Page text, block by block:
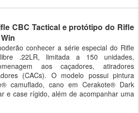
CBC Tactical e protótipo do Rifle
conhecer a série especial do Rifle
.22LR, limitada a 150 unidades,
aos caçadores, atiradores
(CACs). O modelo possui pintura
camuflado, cano em Cerakote® Dark
e case rígido, além de acompanhar uma